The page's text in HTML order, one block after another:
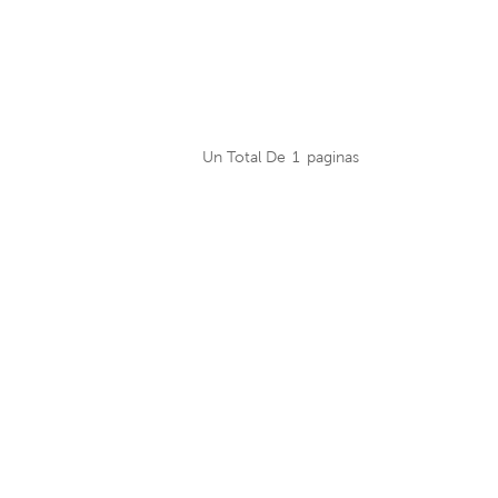
Un Total De 1 Paginas